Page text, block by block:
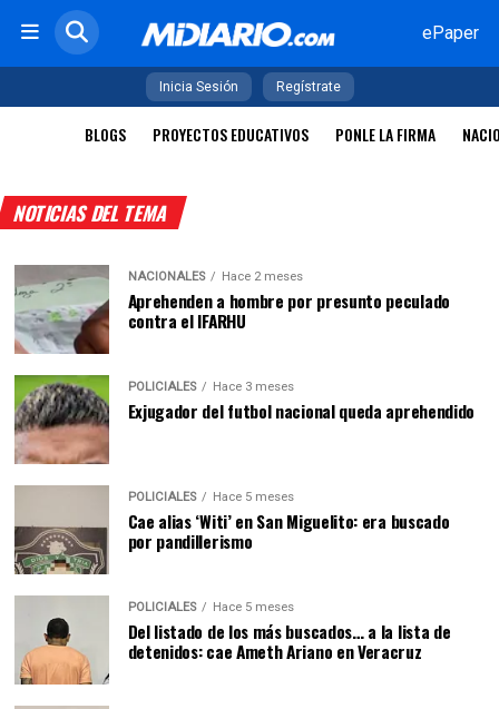
ePaper
Inicia Sesión Regístrate
BLOGS PROYECTOS EDUCATIVOS PONLE LA FIRMA
NOTICIAS DEL TEMA
NACIONALES Hace 2 meses
Aprehenden a hombre por presunto peculado
contra el IFARHU
POLICIALES Hace 3 meses
Exjugador del futbol nacional queda aprehendido
POLICIALES Hace 5 meses
Cae alias ‘Witi’ en San Miguelito: era buscado
por pandillerismo
POLICIALES Hace 5 meses
Del listado de los más buscados… a la lista de
detenidos: cae Ameth Ariano en Veracruz